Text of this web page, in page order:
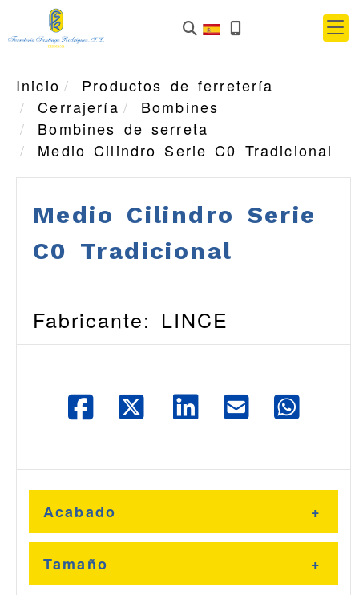
Inicio
Productos de ferretería
Cerrajería
Bombines
Bombines de serreta
Medio Cilindro Serie C0 Tradicional
Medio Cilindro Serie
C0 Tradicional
Fabricante: LINCE
Acabado
Níquel
Tamaño